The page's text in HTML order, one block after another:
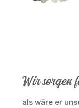
Wir sorgen
als wäre er